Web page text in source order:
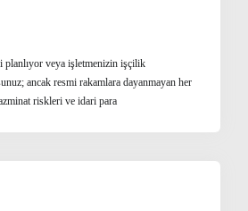
planlıyor veya işletmenizin işçilik
ancak resmi rakamlara dayanmayan her
riskleri ve idari para